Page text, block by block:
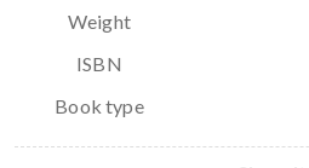
Weight
ISBN
Book type